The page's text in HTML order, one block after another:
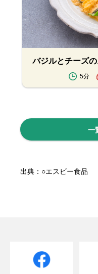
バジルとチーズ
5分
一
出典：○エスビー食品